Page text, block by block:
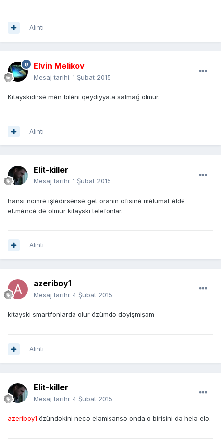
Alıntı
Elvin Məlikov
Mesaj tarihi: 1 Şubat 2015
Kitayskidirsə mən biləni qeydiyyata salmağ olmur.
Alıntı
Elit-killer
Mesaj tarihi: 1 Şubat 2015
hansı nömrə işlədirsənsə get oranın ofisinə məlumat əldə
et.məncə də olmur kitayski telefonlar.
Alıntı
azeriboy1
Mesaj tarihi: 4 Şubat 2015
kitayski smartfonlarda olur özümdə dəyişmişəm
Alıntı
Elit-killer
Mesaj tarihi: 4 Şubat 2015
azeriboy1 özündəkini necə eləmisənsə onda o birisini də helə elə.